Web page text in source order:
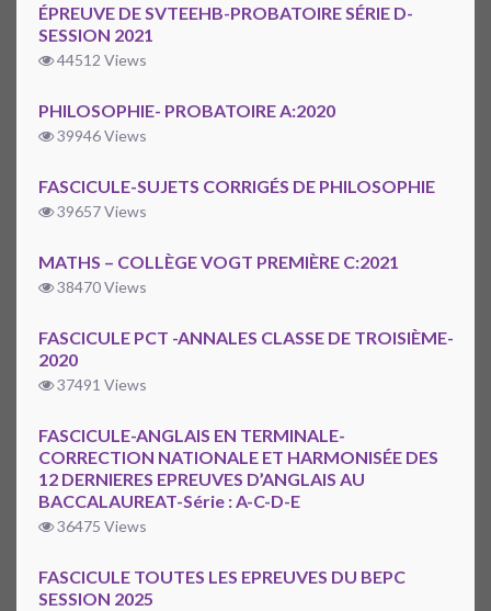
ÉPREUVE DE SVTEEHB-PROBATOIRE SÉRIE D-
SESSION 2021
44512 Views
PHILOSOPHIE- PROBATOIRE A:2020
39946 Views
FASCICULE-SUJETS CORRIGÉS DE PHILOSOPHIE
39657 Views
MATHS – COLLÈGE VOGT PREMIÈRE C:2021
38470 Views
FASCICULE PCT -ANNALES CLASSE DE TROISIÈME-
2020
37491 Views
FASCICULE-ANGLAIS EN TERMINALE-
CORRECTION NATIONALE ET HARMONISÉE DES
12 DERNIERES EPREUVES D’ANGLAIS AU
BACCALAUREAT-Série : A-C-D-E
36475 Views
FASCICULE TOUTES LES EPREUVES DU BEPC
SESSION 2025